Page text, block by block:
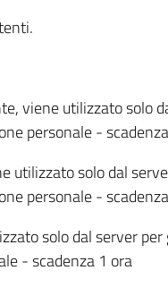
viene utilizzato solo
personale -
utilizzato solo dal
personale -
solo dal server
- scadenza 1 ora